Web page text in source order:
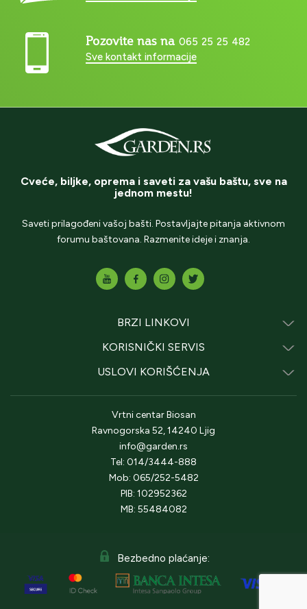
Pozovite nas na 065 25 25 482
Sve kontakt informacije
Cveće, biljke, oprema i saveti za vašu baštu, sve na
jednom mestu!
Saveti prilagođeni vašoj bašti. Postavljajte pitanja aktivnom
forumu baštovana. Razmenite ideje i znanja.
BRZI LINKOVI
KORISNIČKI SERVIS
USLOVI KORIŠĆENJA
Vrtni centar Biosan
Ravnogorska 52, 14240 Ljig
info@garden.rs
Tel: 014/3444-888
Mob: 065/252-5482
PIB: 102952362
MB: 55484082
Bezbedno plaćanje: